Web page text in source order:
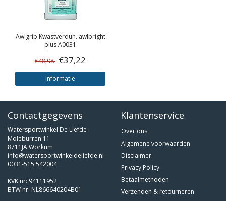
Awlgrip Kwastverdun. awlbright
plus A0031
€48,98 €37,22
Informatie
Contactgegevens
Watersportwinkel De Liefde
Moleburren 11
8711JA Workum
info@watersportwinkeldeliefde.nl
0031-515 542004
KVK nr: 94111952
BTW nr: NL866640204B01
Klantenservice
Over ons
Algemene voorwaarden
Disclaimer
Privacy Policy
Betaalmethoden
Verzenden & retourneren